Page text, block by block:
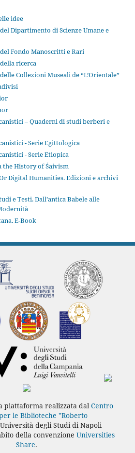
idee
Dipartimento di Scienze Umane e
Fondo Manoscritti e Rari
ricerca
Collezioni Museali de “L’Orientale”
– Quaderni di studi berberi e
- Serie Egittologica
- Serie Etiopica
the History of Śaivism
Digital Humanities. Edizioni e archivi
e Testi. Dall’antica Babele alle
E-Book
piattaforma realizzata dal Centro
le Biblioteche "Roberto
degli Studi di Napoli
della convenzione Universities
Share.